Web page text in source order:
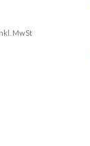
MwSt